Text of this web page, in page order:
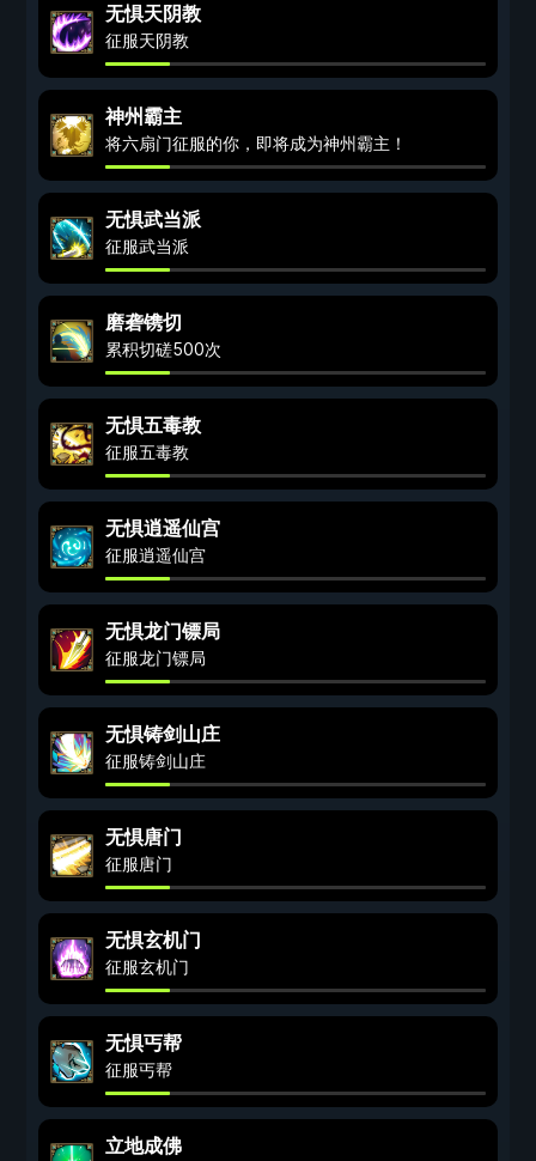
无惧天阴教
征服天阴教
神州霸主
将六扇门征服的你，即将成为神州霸主！
无惧武当派
征服武当派
磨砻镌切
累积切磋500次
无惧五毒教
征服五毒教
无惧逍遥仙宫
征服逍遥仙宫
无惧龙门镖局
征服龙门镖局
无惧铸剑山庄
征服铸剑山庄
无惧唐门
征服唐门
无惧玄机门
征服玄机门
无惧丐帮
征服丐帮
立地成佛